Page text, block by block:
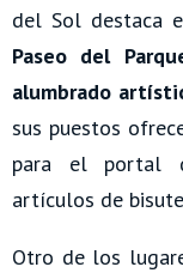
del Sol destaca
Paseo del
alumbrado
sus puestos
para el portal
artículos de
Otro de los